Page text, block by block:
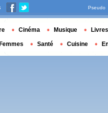
Pseudo
Cinéma Musique Livres
Santé Cuisine